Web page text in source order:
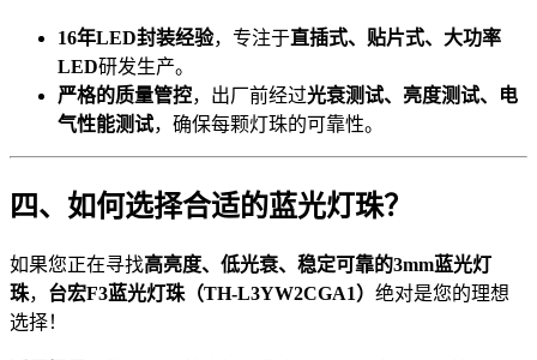
16年LED封装经验，专注于直插式、贴片式、大功率
LED研发生产。
严格的质量管控，出厂前经过光衰测试、亮度测试、电
气性能测试，确保每颗灯珠的可靠性。
四、如何选择合适的蓝光灯珠？
如果您正在寻找高亮度、低光衰、稳定可靠的3mm蓝光灯
珠， 台宏F3蓝光灯珠（TH-L3YW2CGA1） 绝对是您的理想
选择！